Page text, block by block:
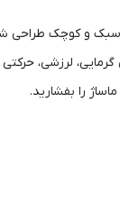
و کوچک طراحی
لرزشی،
را بفشارید.